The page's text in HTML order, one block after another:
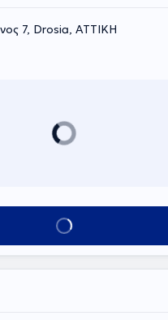
7, Drosia, ΑΤΤΙΚΗ
Book appointment